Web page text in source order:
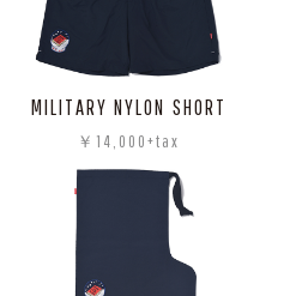
MILITARY NYLON SHORT
￥14,000+tax